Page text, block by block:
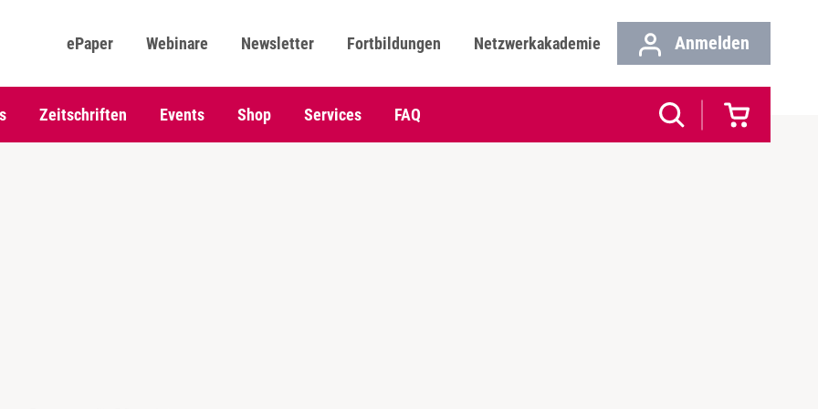
ePaper Webinare Newsletter Fortbildungen Netzwerkakademie Anmelden
Zeitschriften Events Shop Services FAQ